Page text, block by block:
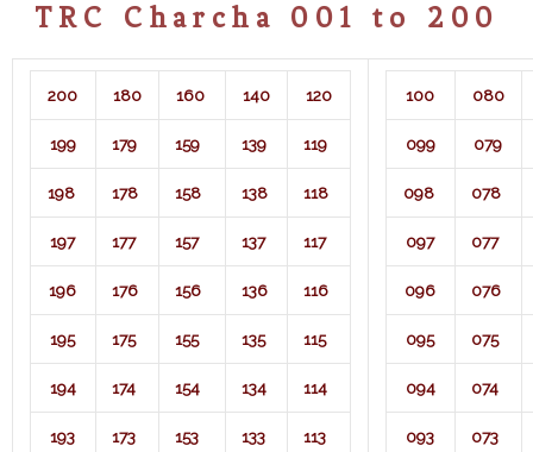
TRC Charcha 001 to 200
200 180 160 140 120
199 179 159 139 119
198 178 158 138 118
197 177 157 137 117
196 176 156 136 116
195 175 155 135 115
194 174 154 134 114
193 173 153 133 113
100 080
099 079
098 078
097 077
096 076
095 075
094 074
093 073